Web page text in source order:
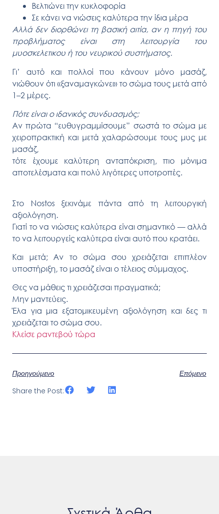
Βελτιώνει την κυκλοφορία
Σε κάνει να νιώσεις καλύτερα την ίδια μέρα
Αλλά δεν διορθώνει τη βασική αιτία, αν η πηγή του
προβλήματος είναι στη λειτουργία του
μυοσκελετικου ή του νευρικού συστήματος.
Γι’ αυτό και πολλοί που κάνουν μόνο μασάζ,
νιώθουν ότι «ξαναμαγκώνει» το σώμα τους μετά από
1–2 μέρες.
Πότε είναι ο ιδανικός συνδυασμός;
Αν πρώτα “ευθυγραμμίσουμε” σωστά το σώμα με
χειροπρακτική και μετά χαλαρώσουμε τους μυς με
μασάζ,
τότε έχουμε καλύτερη ανταπόκριση, πιο μόνιμα
αποτελέσματα και πολύ λιγότερες υποτροπές.
Στο Nostos ξεκινάμε πάντα από τη λειτουργική
αξιολόγηση.
Γιατί το να νιώσεις καλύτερα είναι σημαντικό — αλλά
το να λειτουργείς καλύτερα είναι αυτό που κρατάει.
Και μετά; Αν το σώμα σου χρειάζεται επιπλέον
υποστήριξη, το μασάζ είναι ο τέλειος σύμμαχος.
Θες να μάθεις τι χρειάζεσαι πραγματικά;
Μην μαντεύεις.
Έλα για μια εξατομικευμένη αξιολόγηση και δες τι
χρειάζεται το σώμα σου.
Κλείσε ραντεβού τώρα
Προηγούμενο
Επόμενο
Share the Post: